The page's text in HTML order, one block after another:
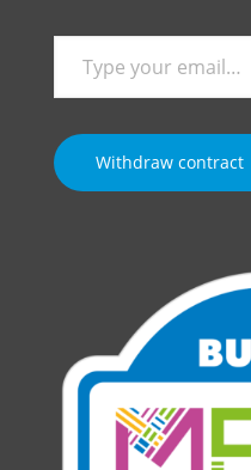
your
email…
Withdraw contract